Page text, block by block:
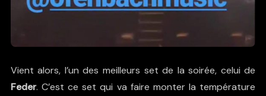
Vient alors, l’un des meilleurs set de la soirée, celui de
Feder. C’est ce set qui va faire monter la température